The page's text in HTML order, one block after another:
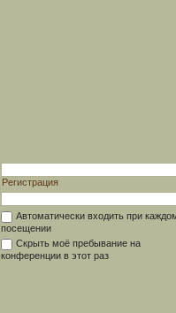
Регистрация
Автоматически входить при
посещении
Скрыть моё пребывание на
конференции в этот раз